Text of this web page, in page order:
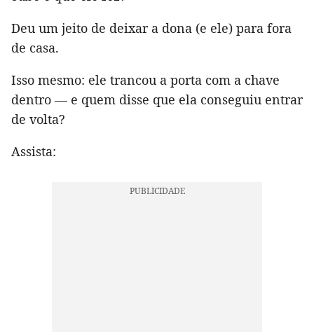
Deu um jeito de deixar a dona (e ele) para fora
de casa.
Isso mesmo: ele trancou a porta com a chave
dentro — e quem disse que ela conseguiu entrar
de volta?
Assista: